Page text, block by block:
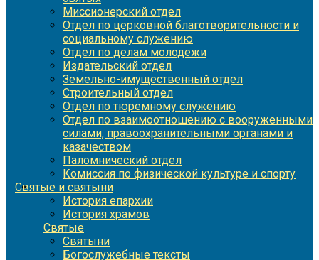
Миссионерский отдел
Отдел по церковной благотворительности и
социальному служению
Отдел по делам молодежи
Издательский отдел
Земельно-имущественный отдел
Строительный отдел
Отдел по тюремному служению
Отдел по взаимоотношению с вооруженными
силами, правоохранительными органами и
казачеством
Паломнический отдел
Комиссия по физической культуре и спорту
Святые и святыни
История епархии
История храмов
Святые
Святыни
Богослужебные тексты